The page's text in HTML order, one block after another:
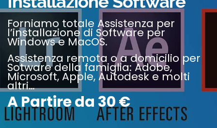
Forniamo totale Assistenza per
l’installazione di Software per
Windows e MacOS.
Assistenza remota o a domicilio per
Sotware della famiglia: Adobe,
Microsoft, Apple, Autodesk e molti
altri…
A Partire da 30 €